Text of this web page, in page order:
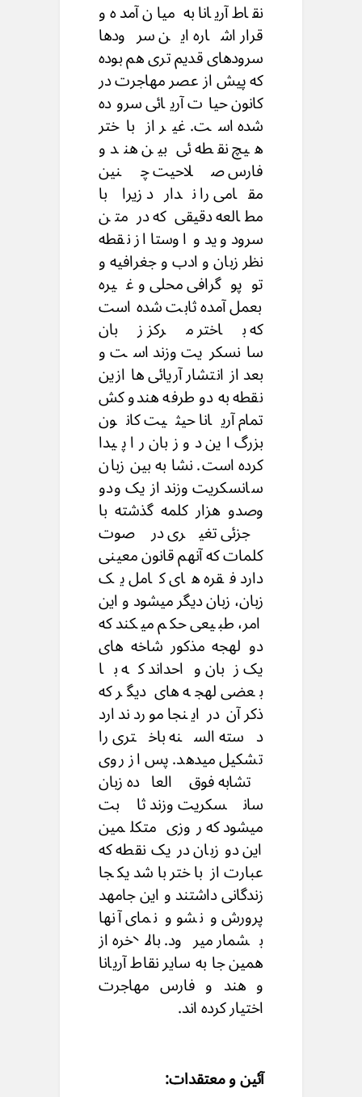
نقاط آریانا به میان آمده و
قرار اشاره این سرودها
سرودهای قدیم تری هم بوده
که پیش از عصر مهاجرت در
کانون حیات آریائی سروده
شده است. غیر از باختر
هیچ نقطه ئی بین هند و
فارس صلاحیت چنین
مقامی را ندارد زیرا با
مطالعه دقیقی که در متن
سرود وید و اوستا از نقطه
نظر زبان و ادب و جغرافیه و
توپوگرافی محلی و غیره
بعمل آمده ثابت شده است
که باختر مرکز زبان
سانسکریت وزند است و
بعد از انتشار آریائی ها ازین
نقطه به دو طرفه هندو کش
تمام آریانا حیثیت کانون
بزرگ این دو زبان را پیدا
کرده است. نشا به بین زبان
سانسکریت وزند از یک ودو
وصدو هزار کلمه گذشته با
جزئی تغیری در صوت
کلمات که آنهم قانون معینی
دارد فقره های کامل یک
زبان، زبان دیگر میشود و این
امر، طبیعی حکم میکند که
دو لهجه مذکور شاخه های
یک زبان واحداند که با
بعضی لهجه های دیگر که
ذکر آن در اینجا مورد ندارد
دسته السنه باختری را
تشکیل میدهد. پس از روی
تشابه فوق العاده زبان
سانسکریت وزند ثابت
میشود که روزی متکلمین
این دو زبان در یک نقطه که
عبارت از باختر باشد یکجا
زندگانی داشتند و این جامهد
پرورش و نشو و نمای آنها
بشمار میرود. بالاخره از
همین جا به سایر نقاط آریانا
و هند و فارس مهاجرت
اختیار کرده اند.
آئین و معتقدات: